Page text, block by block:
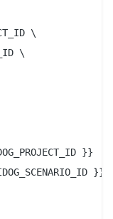
\
\
}}
}}